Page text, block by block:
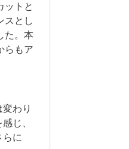
ットと
スとし
た。本
らもア
わり
じ、
らに